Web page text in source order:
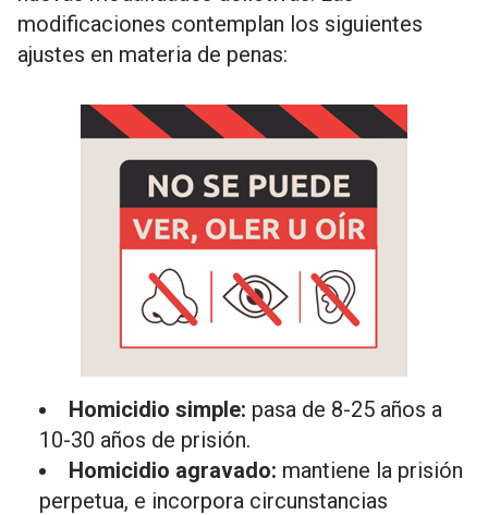
modificaciones contemplan los siguientes
ajustes en materia de penas:
Homicidio simple: pasa de 8-25 años a
10-30 años de prisión.
Homicidio agravado: mantiene la prisión
perpetua, e incorpora circunstancias